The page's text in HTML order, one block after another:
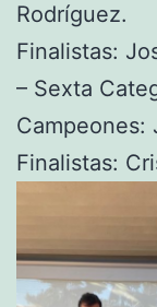
Rodríguez.
Finalistas:
– Sexta
Campeones:
Finalistas: